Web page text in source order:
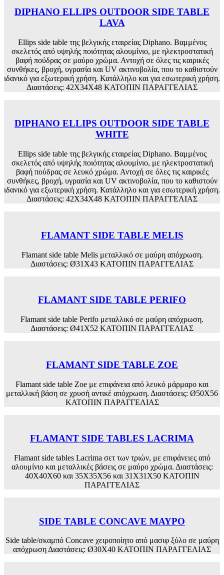
DIPHANO ELLIPS OUTDOOR SIDE TABLE
LAVA
Ellips side table της βελγικής εταιρείας Diphano. Βαμμένος
σκελετός από υψηλής ποιότητας αλουμίνιο, με ηλεκτροστατική
βαφή πούδρας σε μαύρο χρώμα. Αντοχή σε όλες τις καιρικές
συνθήκες, βροχή, υγρασία και UV ακτινοβολία, που το καθιστούν
ιδανικό για εξωτερική χρήση. Κατάλληλο και για εσωτερική χρήση.
Διαστάσεις: 42X34X48 ΚΑΤΟΠΙΝ ΠΑΡΑΓΓΕΛΙΑΣ
DIPHANO ELLIPS OUTDOOR SIDE TABLE
WHITE
Ellips side table της βελγικής εταιρείας Diphano. Βαμμένος
σκελετός από υψηλής ποιότητας αλουμίνιο, με ηλεκτροστατική
βαφή πούδρας σε λευκό χρώμα. Αντοχή σε όλες τις καιρικές
συνθήκες, βροχή, υγρασία και UV ακτινοβολία, που το καθιστούν
ιδανικό για εξωτερική χρήση. Κατάλληλο και για εσωτερική χρήση.
Διαστάσεις: 42X34X48 ΚΑΤΟΠΙΝ ΠΑΡΑΓΓΕΛΙΑΣ
FLAMANT SIDE TABLE MELIS
Flamant side table Melis μεταλλικό σε μαύρη απόχρωση.
Διαστάσεις: Ø31X43 ΚΑΤΟΠΙΝ ΠΑΡΑΓΓΕΛΙΑΣ
FLAMANT SIDE TABLE PERIFO
Flamant side table Perifo μεταλλικό σε μαύρη απόχρωση.
Διαστάσεις: Ø41X52 ΚΑΤΟΠΙΝ ΠΑΡΑΓΓΕΛΙΑΣ
FLAMANT SIDE TABLE ZOE
Flamant side table Zoe με επιφάνεια από λευκό μάρμαρο και
μεταλλική βάση σε χρυσή αντικέ απόχρωση. Διαστάσεις: Ø50X56
ΚΑΤΟΠΙΝ ΠΑΡΑΓΓΕΛΙΑΣ
FLAMANT SIDE TABLES LACRIMA
Flamant side tables Lacrima σετ των τριών, με επιφάνειες από
αλουμίνιο και μεταλλικές βάσεις σε μαύρο χρώμα. Διαστάσεις:
40Χ40Χ60 και 35Χ35Χ56 και 31Χ31Χ50 ΚΑΤΟΠΙΝ
ΠΑΡΑΓΓΕΛΙΑΣ
SIDE TABLE CONCAVE ΜΑΥΡΟ
Side table/σκαμπό Concave χειροποίητο από μασιφ ξύλο σε μαύρη
απόχρωση Διαστάσεις: Ø30Χ40 ΚΑΤΟΠΙΝ ΠΑΡΑΓΓΕΛΙΑΣ